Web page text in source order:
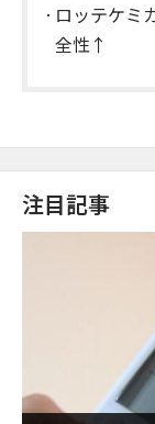
ロッテケミ
全性↑
注目記事